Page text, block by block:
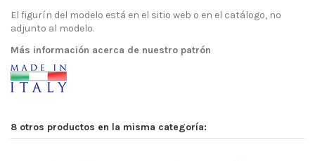
El figurín del modelo está en el sitio web o en el catálogo, no
adjunto al modelo.
Más información acerca de nuestro patrón
8 otros productos en la misma categoría: